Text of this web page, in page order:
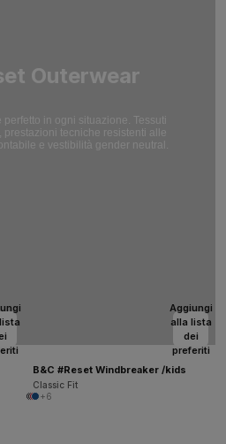
Outerwear
in ogni situazione. Tessuti
prestazioni tecniche resistenti alle
e vestibilità gender neutral.
Aggiungi
alla lista
dei
preferiti
B&C #Reset Windbreaker /kids
Classic Fit
+6